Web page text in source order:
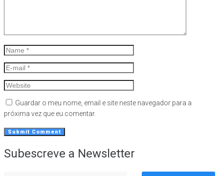
Guardar o meu nome, email e site neste navegador para a
próxima vez que eu comentar.
Subescreve a Newsletter